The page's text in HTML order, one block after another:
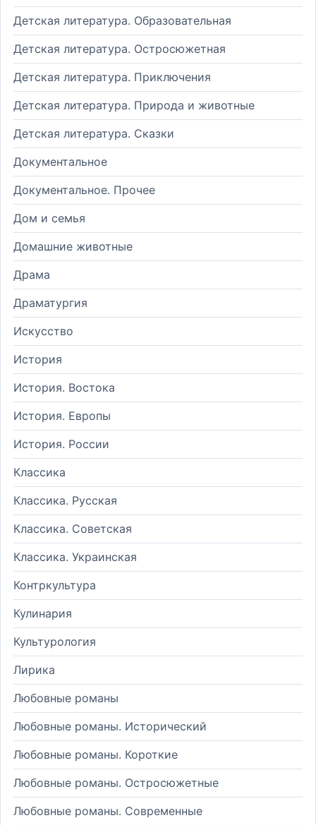
Детская литература. Образовательная
Детская литература. Остросюжетная
Детская литература. Приключения
Детская литература. Природа и животные
Детская литература. Сказки
Документальное
Документальное. Прочее
Дом и семья
Домашние животные
Драма
Драматургия
Искусство
История
История. Востока
История. Европы
История. России
Классика
Классика. Русская
Классика. Советская
Классика. Украинская
Контркультура
Кулинария
Культурология
Лирика
Любовные романы
Любовные романы. Исторический
Любовные романы. Короткие
Любовные романы. Остросюжетные
Любовные романы. Современные